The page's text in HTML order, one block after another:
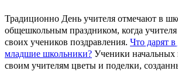
Традиционно День учителя отмечают в
общешкольным праздником, когда
своих учеников поздравления. Что дарят
младшие школьники? Ученики начальных
своим учителям цветы и поделки,